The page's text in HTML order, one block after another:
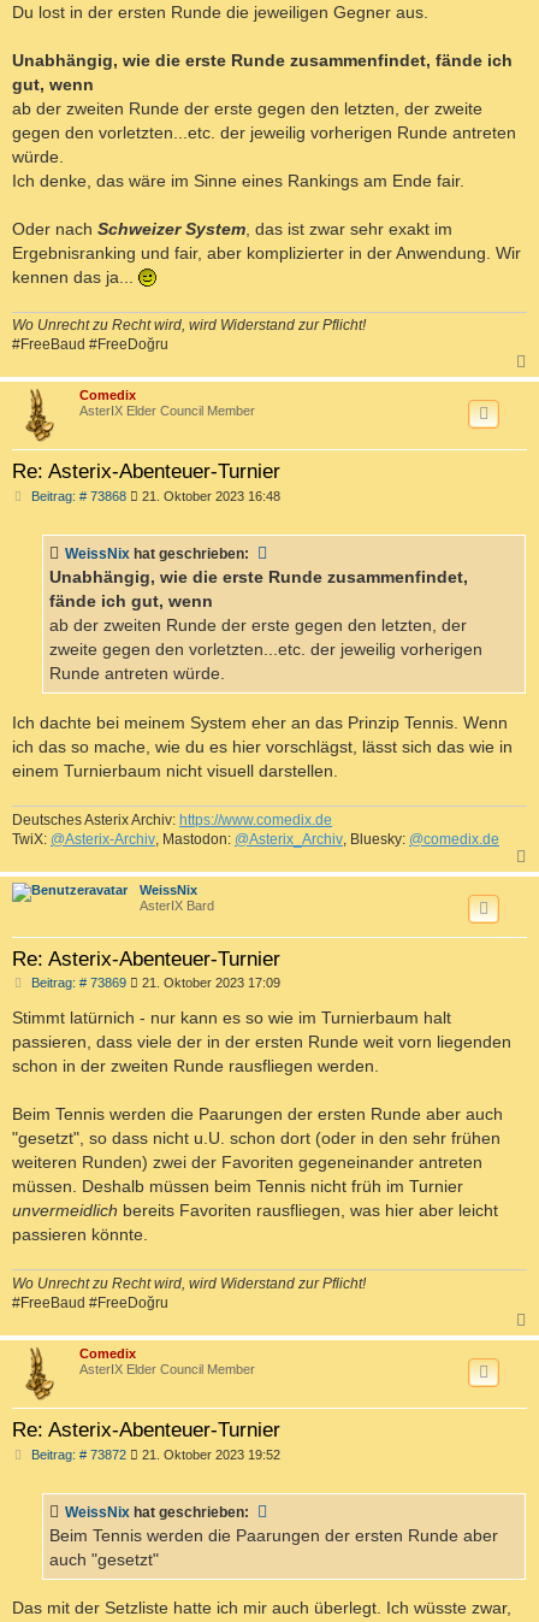
Du lost in der ersten Runde die jeweiligen Gegner aus.
Unabhängig, wie die erste Runde zusammenfindet, fände ich
gut, wenn
ab der zweiten Runde der erste gegen den letzten, der zweite
gegen den vorletzten...etc. der jeweilig vorherigen Runde antreten
würde.
Ich denke, das wäre im Sinne eines Rankings am Ende fair.
Oder nach Schweizer System , das ist zwar sehr exakt im
Ergebnisranking und fair, aber komplizierter in der Anwendung. Wir
kennen das ja...
Wo Unrecht zu Recht wird, wird Widerstand zur Pflicht!
#FreeBaud #FreeDoğru
a
Comedix
AsterIX Elder Council Member
Re: Asterix-Abenteuer-Turnier
Beitrag: # 73868B
r
a
g
21. Oktober 2023 16:48
WeissNix hat geschrieben:
Unabhängig, wie die erste Runde zusammenfindet,
fände ich gut, wenn
ab der zweiten Runde der erste gegen den letzten, der
zweite gegen den vorletzten...etc. der jeweilig vorherigen
Runde antreten würde.
Ich dachte bei meinem System eher an das Prinzip Tennis. Wenn
ich das so mache, wie du es hier vorschlägst, lässt sich das wie in
einem Turnierbaum nicht visuell darstellen.
Deutsches Asterix Archiv: https://www.comedix.de
TwiX: @Asterix-Archiv , Mastodon: @Asterix_Archiv , Bluesky: @comedix.de
a
WeissNix
AsterIX Bard
Re: Asterix-Abenteuer-Turnier
Beitrag: # 73869B
i
r
a
g
21. Oktober 2023 17:09
Stimmt latürnich - nur kann es so wie im Turnierbaum halt
passieren, dass viele der in der ersten Runde weit vorn liegenden
schon in der zweiten Runde rausfliegen werden.
Beim Tennis werden die Paarungen der ersten Runde aber auch
"gesetzt", so dass nicht u.U. schon dort (oder in den sehr frühen
weiteren Runden) zwei der Favoriten gegeneinander antreten
müssen. Deshalb müssen beim Tennis nicht früh im Turnier
unvermeidlich bereits Favoriten rausfliegen, was hier aber leicht
passieren könnte.
Wo Unrecht zu Recht wird, wird Widerstand zur Pflicht!
#FreeBaud #FreeDoğru
a
Comedix
AsterIX Elder Council Member
Re: Asterix-Abenteuer-Turnier
Beitrag: # 73872B
r
a
21. Oktober 2023 19:52
WeissNix hat geschrieben:
Beim Tennis werden die Paarungen der ersten Runde aber
auch "gesetzt"
Das mit der Setzliste hatte ich mir auch überlegt. Ich wüsste zwar,